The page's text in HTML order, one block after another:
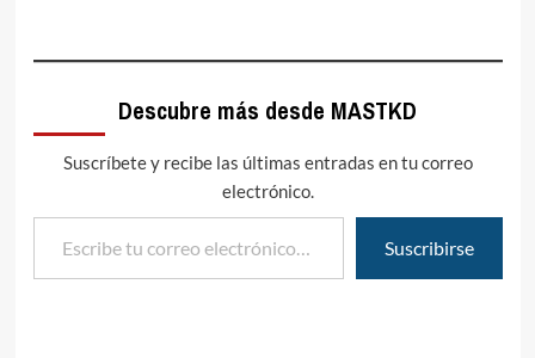
Descubre más desde MASTKD
Suscríbete y recibe las últimas entradas en tu correo
electrónico.
Escribe tu correo electrónico…
Suscribirse